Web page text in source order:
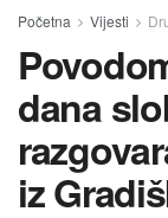
Početna Vijesti
dana
iz